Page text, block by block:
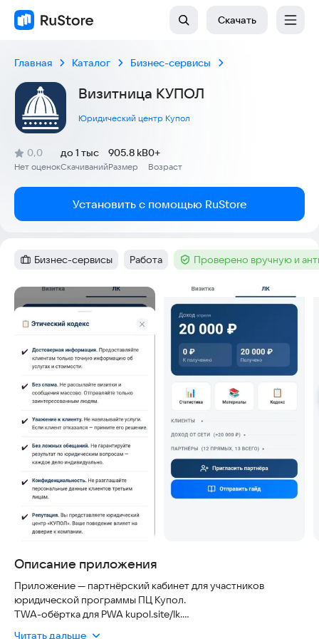
Скачать
Главная Каталог Бизнес-сервисы
Визитница КУПОЛ
Юридический центр Купол
Рейтинг:
0,0
(
Нет оценок
)
Скачиваний
до 1 тыс
Размер
905.8 kB
Возраст
0+
Установить с помощью RuStore
Категория :
Бизнес-сервисы Тег:
Работа Тег :Проверено вручную и
Скриншоты
Описание приложения
Приложение — партнёрский кабинет для участников
юридической программы ПЦ Купол.
TWA-обёртка для PWA kupol.site/lk.
Читать дальше